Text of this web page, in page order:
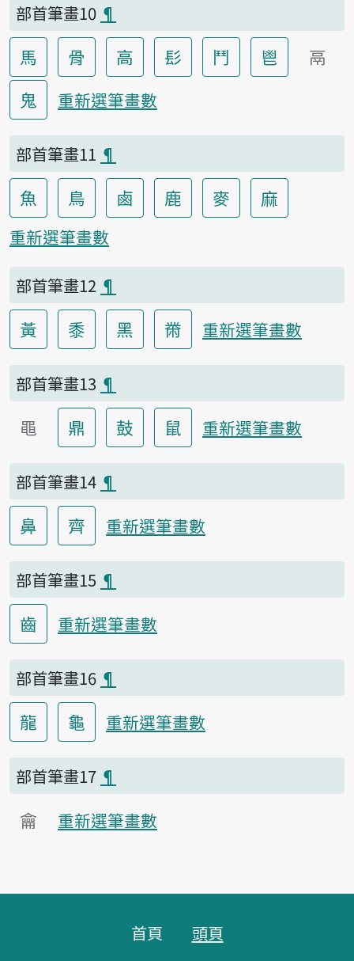
部首筆畫10 ¶
馬 骨 高 髟 鬥 鬯
鬲
鬼
重新選筆畫數
部首筆畫11 ¶
魚 鳥 鹵 鹿 麥 麻
重新選筆畫數
部首筆畫12 ¶
黃 黍 黑 黹 重新選筆畫數
部首筆畫13 ¶
黽 鼎 鼓 鼠 重新選筆畫數
部首筆畫14 ¶
鼻 齊 重新選筆畫數
部首筆畫15 ¶
齒 重新選筆畫數
部首筆畫16 ¶
龍 龜 重新選筆畫數
部首筆畫17 ¶
龠 重新選筆畫數
首頁 頭頁